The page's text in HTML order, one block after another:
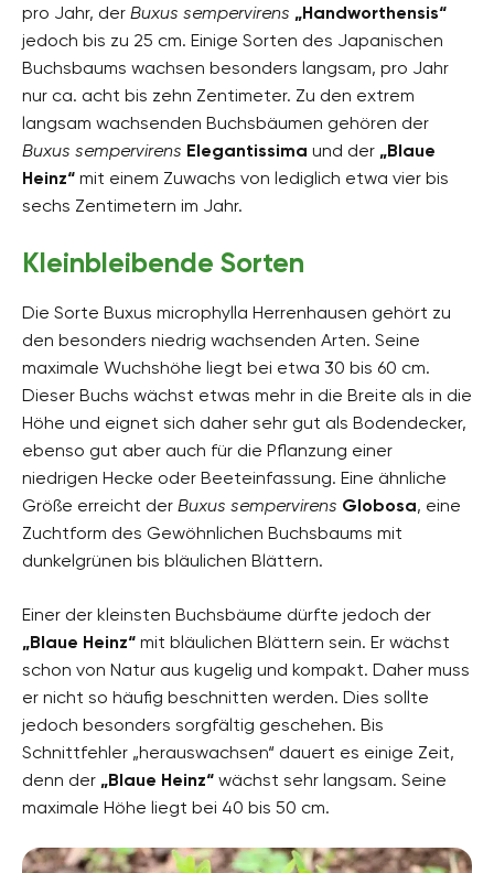
pro Jahr, der Buxus sempervirens „Handworthensis“
jedoch bis zu 25 cm. Einige Sorten des Japanischen
Buchsbaums wachsen besonders langsam, pro Jahr
nur ca. acht bis zehn Zentimeter. Zu den extrem
langsam wachsenden Buchsbäumen gehören der
Buxus sempervirens Elegantissima und der „Blaue
Heinz“ mit einem Zuwachs von lediglich etwa vier bis
sechs Zentimetern im Jahr.
Kleinbleibende Sorten
Die Sorte Buxus microphylla Herrenhausen gehört zu
den besonders niedrig wachsenden Arten. Seine
maximale Wuchshöhe liegt bei etwa 30 bis 60 cm.
Dieser Buchs wächst etwas mehr in die Breite als in die
Höhe und eignet sich daher sehr gut als Bodendecker,
ebenso gut aber auch für die Pflanzung einer
niedrigen Hecke oder Beeteinfassung. Eine ähnliche
Größe erreicht der Buxus sempervirens Globosa, eine
Zuchtform des Gewöhnlichen Buchsbaums mit
dunkelgrünen bis bläulichen Blättern.
Einer der kleinsten Buchsbäume dürfte jedoch der
„Blaue Heinz“ mit bläulichen Blättern sein. Er wächst
schon von Natur aus kugelig und kompakt. Daher muss
er nicht so häufig beschnitten werden. Dies sollte
jedoch besonders sorgfältig geschehen. Bis
Schnittfehler „herauswachsen“ dauert es einige Zeit,
denn der „Blaue Heinz“ wächst sehr langsam. Seine
maximale Höhe liegt bei 40 bis 50 cm.